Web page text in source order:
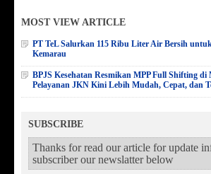
MOST VIEW ARTICLE
PT TeL Salurkan 115 Ribu Liter Air Bersih
Kemarau
BPJS Kesehatan Resmikan MPP Full Shifting di
Pelayanan JKN Kini Lebih Mudah, Cepat, dan
SUBSCRIBE
Thanks for read our article for update
subscriber our newslatter below